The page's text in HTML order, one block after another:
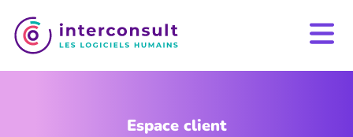
Espace client